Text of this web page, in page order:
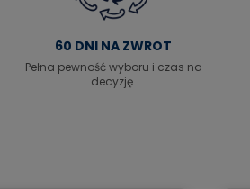
60 DNI NA ZWROT
Pełna pewność wyboru i czas na
decyzję.